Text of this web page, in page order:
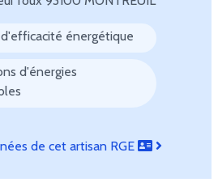
d'efficacité énergétique
d'énergies
de cet artisan RGE